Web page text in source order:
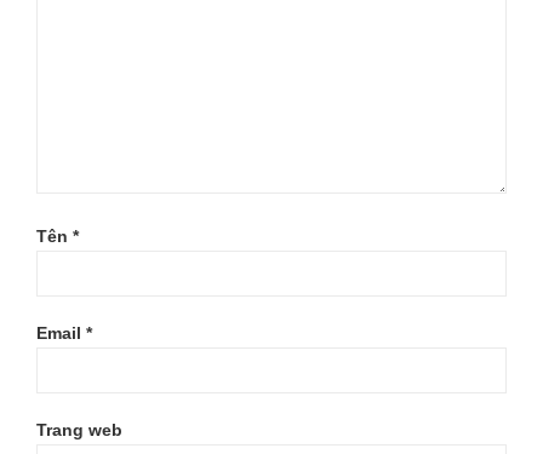
Tên *
Email *
Trang web